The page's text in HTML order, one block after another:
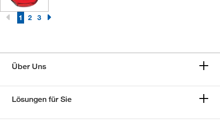
1 2 3
Über Uns
Lösungen für Sie